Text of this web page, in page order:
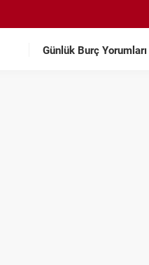
Günlük Burç Yorumları